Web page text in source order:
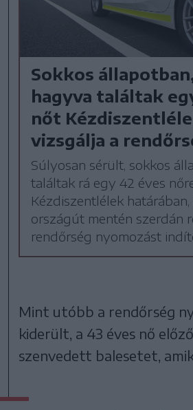
Sokkos
hagyva találtak
nőt
vizsgálja a
Súlyosan sérült, sokkos
találtak rá egy 42 éves
Kézdiszentlélek határában,
országút mentén szerdán
rendőrség nyomozást
Mint utóbb a rendőrség
kiderült, a 43 éves nő
szenvedett balesetet,